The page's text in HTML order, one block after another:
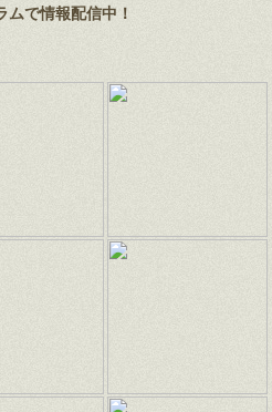
ムで情報配信中！